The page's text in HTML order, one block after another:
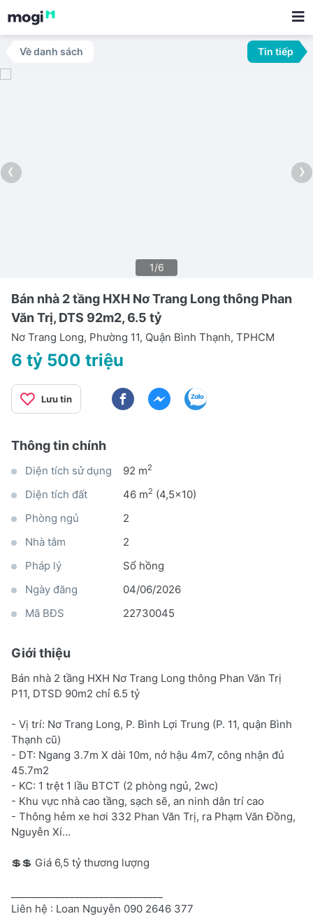
Về danh sách Tin tiếp
‹ ›
1/6
Bán nhà 2 tầng HXH Nơ Trang Long thông Phan
Văn Trị, DTS 92m2, 6.5 tỷ
Nơ Trang Long, Phường 11, Quận Bình Thạnh, TPHCM
6 tỷ 500 triệu
Lưu tin
Thông tin chính
Diện tích sử dụng 92 m2
Diện tích đất 46 m2 (4,5x10)
Phòng ngủ
2
Nhà tắm
2
Pháp lý
Sổ hồng
Ngày đăng
04/06/2026
Mã BĐS
22730045
Giới thiệu
Bán nhà 2 tầng HXH Nơ Trang Long thông Phan Văn Trị
P11, DTSD 90m2 chỉ 6.5 tỷ
- Vị trí: Nơ Trang Long, P. Bình Lợi Trung (P. 11, quận Bình
Thạnh cũ)
- DT: Ngang 3.7m X dài 10m, nở hậu 4m7, công nhận đủ
45.7m2
- KC: 1 trệt 1 lầu BTCT (2 phòng ngủ, 2wc)
- Khu vực nhà cao tầng, sạch sẽ, an ninh dân trí cao
- Thông hẻm xe hơi 332 Phan Văn Trị, ra Phạm Văn Đồng,
Nguyễn Xí…
💲💲 Giá 6,5 tỷ thương lượng
Liên hệ : Loan Nguyễn 090 2646 377